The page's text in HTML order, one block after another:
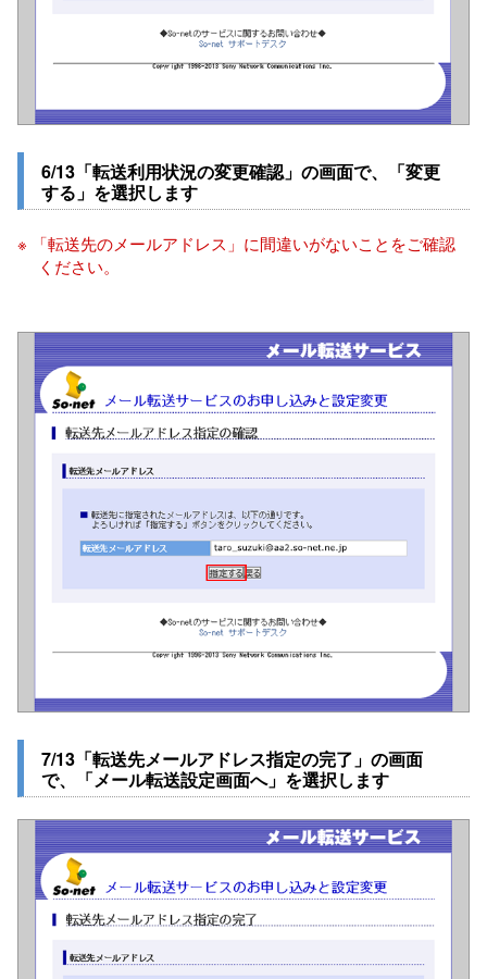
6/13「転送利用状況の変更確認」の画面で、「変更
する」を選択します
※ 「転送先のメールアドレス」に間違いがないことをご確認
ください。
7/13「転送先メールアドレス指定の完了」の画面
で、「メール転送設定画面へ」を選択します